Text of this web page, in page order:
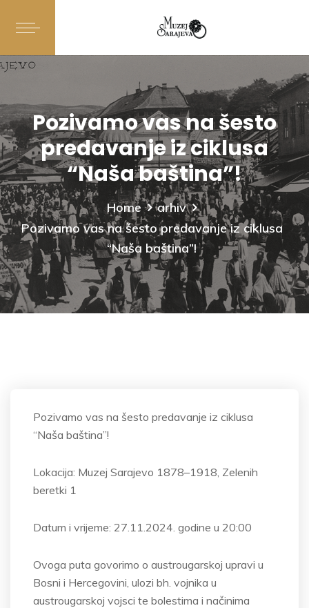
Pozivamo vas na šesto
predavanje iz ciklusa
“Naša baština”!
Home
arhiv
Pozivamo vas na šesto predavanje iz ciklusa
“Naša baština”!
Pozivamo vas na šesto predavanje iz ciklusa
“Naša baština”!
Lokacija: Muzej Sarajevo 1878–1918, Zelenih
beretki 1
Datum i vrijeme: 27.11.2024. godine u 20:00
Ovoga puta govorimo o austrougarskoj upravi u
Bosni i Hercegovini, ulozi bh. vojnika u
austrougarskoj vojsci te bolestima i načinima